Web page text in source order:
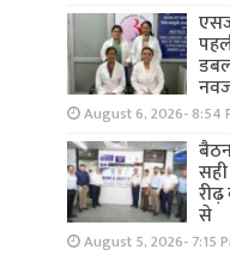
August 6, 2026- 8:54
से
August 5, 2026- 7:15